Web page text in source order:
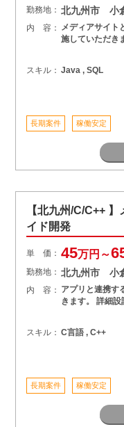
勤務地： 北九州市 小
内 容：
メディアサイト
施していただき
スキル： Java , SQL
長期案件 稼働安定
【北九州/C/C++
イド開発
単 価： 45万円～
勤務地： 北九州市 小
内 容： アプリと連携す
きます。 詳細設
スキル： C言語 , C++
長期案件 稼働安定